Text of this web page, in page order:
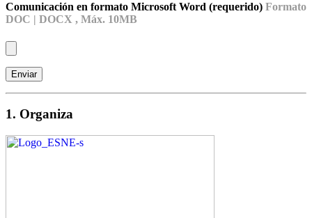
Comunicación en formato Microsoft Word (requerido) Formato
DOC | DOCX , Máx. 10MB
1. Organiza